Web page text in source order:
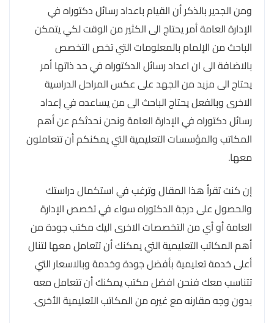
ومن الجدير بالذكر أن القيام باعداد رسائل دكتوراه في
الإدارة العامة أمر يحتاج الى الكثير من الوقت لكي يتمكن
الباحث من الإلمام بالمعلومات التي تخص التخصص
بالاضافة الى ان اعداد رسائل الدكتوراه في حد ذاتها أمر
يحتاج الى مزيد من الجهد على عكس المراحل الدراسية
الاخرى وبالفعل يحتاج الباحث الى من يساعده في إعداد
رسائل دكتوراه في الإدارة العامة ونحن نحدثكم عن أهم
المكاتب والمؤسسات التعليمية التي يمكنكم أن تتعاملون
معها.
إن كنت تقرأ هذا المقال وترغب في استكمال دراستك
والحصول على درجة الدكتوراه سواء في تخصص الإدارة
العامة أو أي من التخصصات الاخرى اليك مكتب جودة من
أهم المكاتب التعليمية التي يمكنك أن تتعامل معها لتنال
أعلى خدمة تعليمية بأفضل جودة وخدمة وبالاسعار التي
تتناسب معك فنحن افضل مكتب يمكنك أن تتعامل معه
بدون وجه مقارنه مع غيره من المكاتب التعليمية الأخرى.